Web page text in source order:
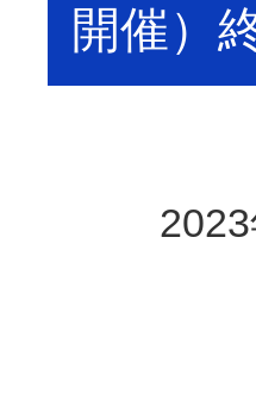
開催）